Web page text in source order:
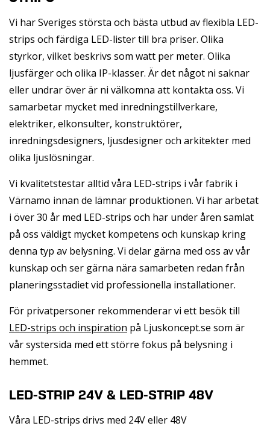
Vi har Sveriges största och bästa utbud av flexibla LED-
strips och färdiga LED-lister till bra priser. Olika
styrkor, vilket beskrivs som watt per meter. Olika
ljusfärger och olika IP-klasser. Är det något ni saknar
eller undrar över är ni välkomna att kontakta oss. Vi
samarbetar mycket med inredningstillverkare,
elektriker, elkonsulter, konstruktörer,
inredningsdesigners, ljusdesigner och arkitekter med
olika ljuslösningar.
Vi kvalitetstestar alltid våra LED-strips i vår fabrik i
Värnamo innan de lämnar produktionen. Vi har arbetat
i över 30 år med LED-strips och har under åren samlat
på oss väldigt mycket kompetens och kunskap kring
denna typ av belysning. Vi delar gärna med oss av vår
kunskap och ser gärna nära samarbeten redan från
planeringsstadiet vid professionella installationer.
För privatpersoner rekommenderar vi ett besök till
LED-strips och inspiration på Ljuskoncept.se som är
vår systersida med ett större fokus på belysning i
hemmet.
LED-STRIP 24V & LED-STRIP 48V
Våra LED-strips drivs med 24V eller 48V